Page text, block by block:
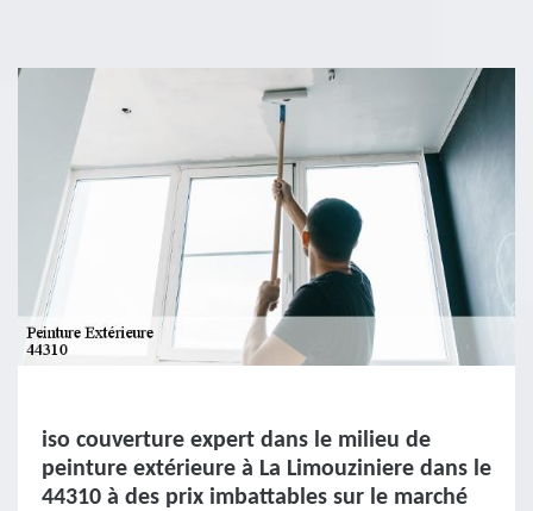
iso couverture expert dans le milieu de
peinture extérieure à La Limouziniere dans le
44310 à des prix imbattables sur le marché